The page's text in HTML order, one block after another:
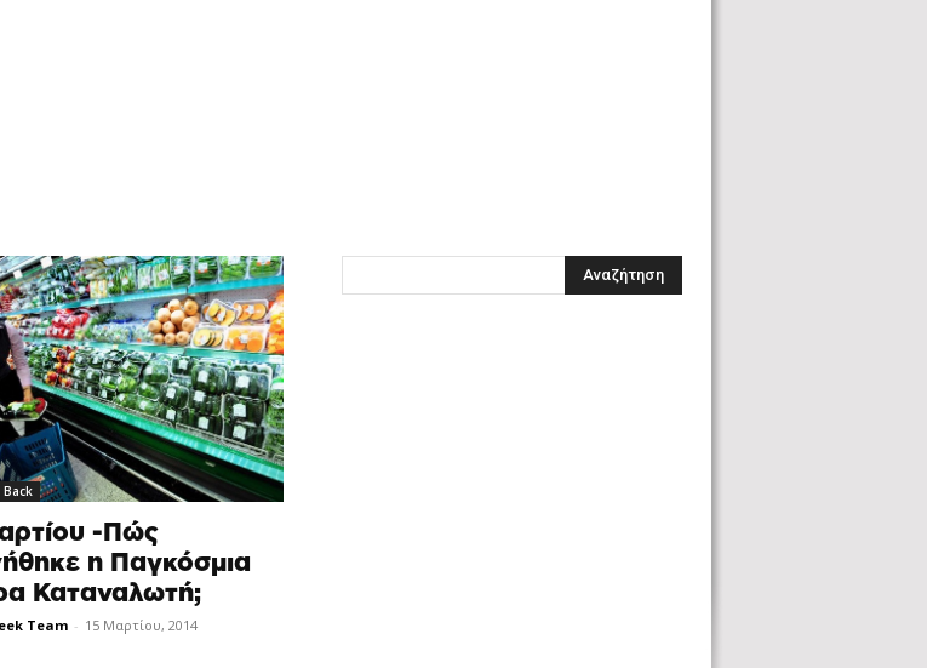
-Πώς
η Παγκόσμια
Καταναλωτή;
Team - 15 Μαρτίου, 2014